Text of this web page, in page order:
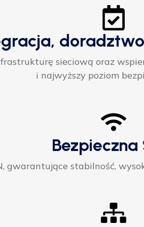
sieciową oraz
i najwyższy poziom
Bezpieczna
stabilność,